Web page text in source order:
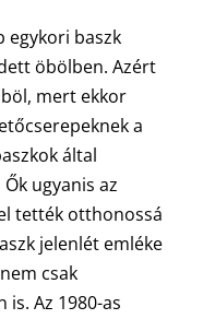
egykori baszk
öbölben. Azért
mert ekkor
a
által
ugyanis az
tették otthonossá
jelenlét emléke
csak
Az 1980-as